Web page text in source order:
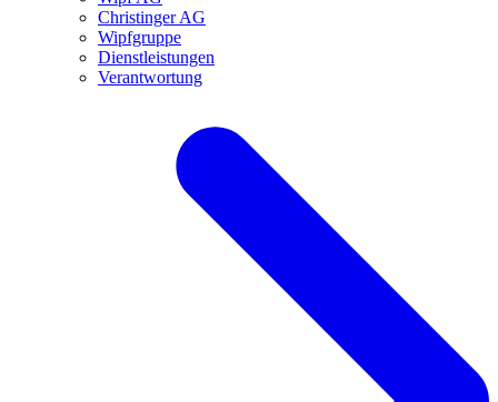
Christinger AG
Wipfgruppe
Dienstleistungen
Verantwortung